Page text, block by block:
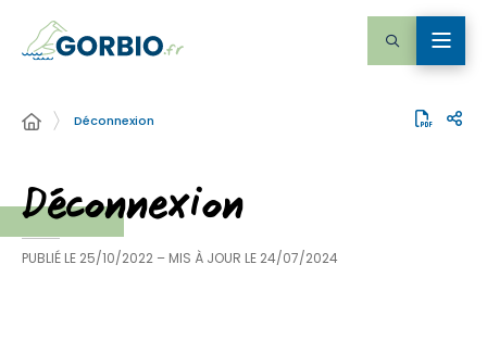
Déconnexion
Déconnexion
PUBLIÉ LE 25/10/2022 – MIS À JOUR LE 24/07/2024